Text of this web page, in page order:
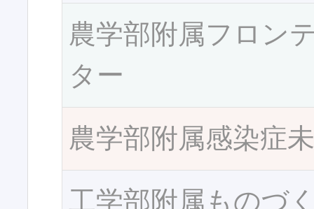
農学部附属フロン
ター
農学部附属感染症
工学部附属ものづ